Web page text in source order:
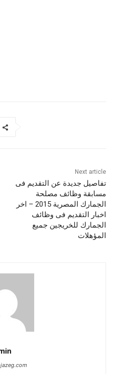
Next article
تفاصيل جديدة عن التقديم فى
مسابقة وظائف مصلحة
الجمارك المصرية 2015 – اخر
اخبار التقديم فى وظائف
الجمارك للخريجين جميع
المؤهلات